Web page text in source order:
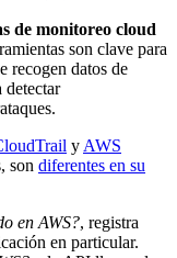
de monitoreo cloud
son clave para
recogen datos de
detectar
yAWS
son diferentes en su
en AWS?, registra
en particular.